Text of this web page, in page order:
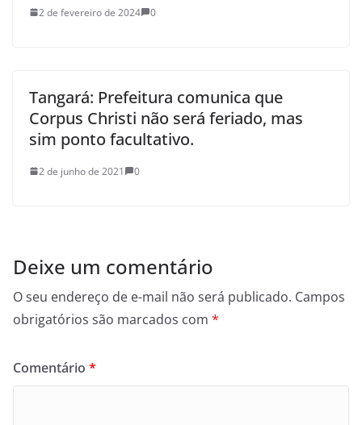
2 de fevereiro de 2024 0
Tangará: Prefeitura comunica que
Corpus Christi não será feriado, mas
sim ponto facultativo.
2 de junho de 2021 0
Deixe um comentário
O seu endereço de e-mail não será publicado. Campos
obrigatórios são marcados com *
Comentário *